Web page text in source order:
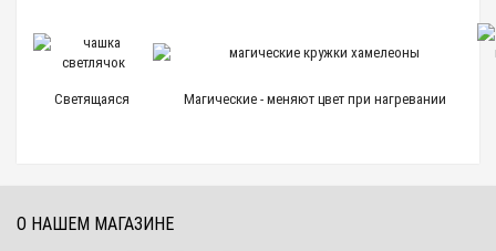
Светящаяся Магические - меняют цвет при нагревании
О НАШЕМ МАГАЗИНЕ